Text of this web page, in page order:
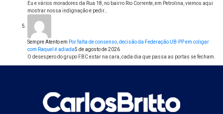
Eu e vários moradores da Rua 18, no bairro Rio Corrente, em Petrolina, viemos aqui
mostrar nossa indignação e pedir…
Sempre Atentoem Por falta de consenso, decisão da Federação UB-PP em coligar
com Raquel é adiada5 de agosto de 2026
O desespero do grupo FBC estar na cara, cada dia que passa as portas se fecham.